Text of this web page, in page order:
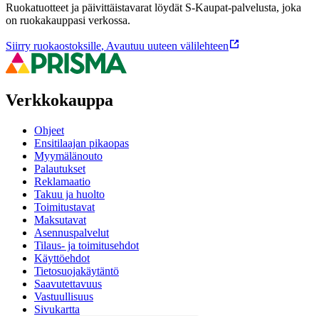
Ruokatuotteet ja päivittäistavarat löydät S-Kaupat-palvelusta, joka
on ruokakauppasi verkossa.
Siirry ruokaostoksille, Avautuu uuteen välilehteen
Verkkokauppa
Ohjeet
Ensitilaajan pikaopas
Myymälänouto
Palautukset
Reklamaatio
Takuu ja huolto
Toimitustavat
Maksutavat
Asennuspalvelut
Tilaus- ja toimitusehdot
Käyttöehdot
Tietosuojakäytäntö
Saavutettavuus
Vastuullisuus
Sivukartta